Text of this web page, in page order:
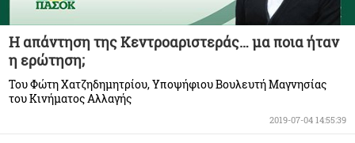
Η απάντηση της Κεντροαριστεράς… μα ποια ήταν
η ερώτηση;
Του Φώτη Χατζηδημητρίου, Υποψήφιου Βουλευτή Μαγνησίας
του Κινήματος Αλλαγής
2019-07-04 14:55:39